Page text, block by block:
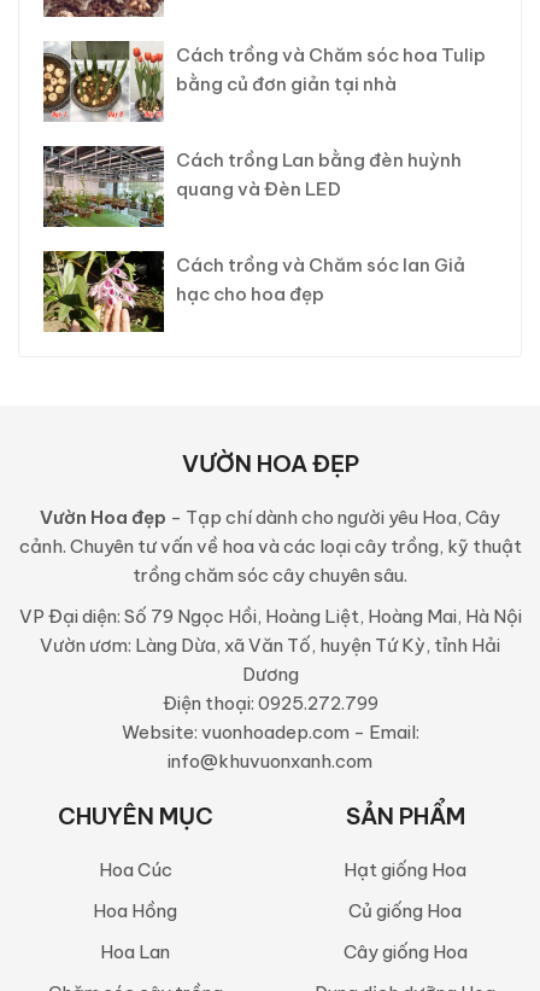
Cách trồng và Chăm sóc hoa Tulip
bằng củ đơn giản tại nhà
Cách trồng Lan bằng đèn huỳnh
quang và Đèn LED
Cách trồng và Chăm sóc lan Giả
hạc cho hoa đẹp
VƯỜN HOA ĐẸP
Vườn Hoa đẹp - Tạp chí dành cho người yêu Hoa, Cây
cảnh. Chuyên tư vấn về hoa và các loại cây trồng, kỹ thuật
trồng chăm sóc cây chuyên sâu.
VP Đại diện: Số 79 Ngọc Hồi, Hoàng Liệt, Hoàng Mai, Hà Nội
Vườn ươm: Làng Dừa, xã Văn Tố, huyện Tứ Kỳ, tỉnh Hải
Dương
Điện thoại: 0925.272.799
Website: vuonhoadep.com - Email:
info@khuvuonxanh.com
CHUYÊN MỤC
Hoa Cúc
Hoa Hồng
Hoa Lan
SẢN PHẨM
Hạt giống Hoa
Củ giống Hoa
Cây giống Hoa